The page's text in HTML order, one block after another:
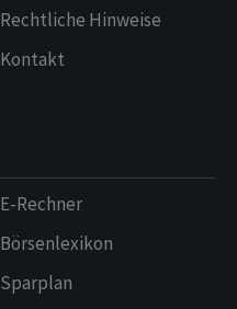
Rechtliche Hinweise
Kontakt
E-Rechner
Börsenlexikon
Sparplan